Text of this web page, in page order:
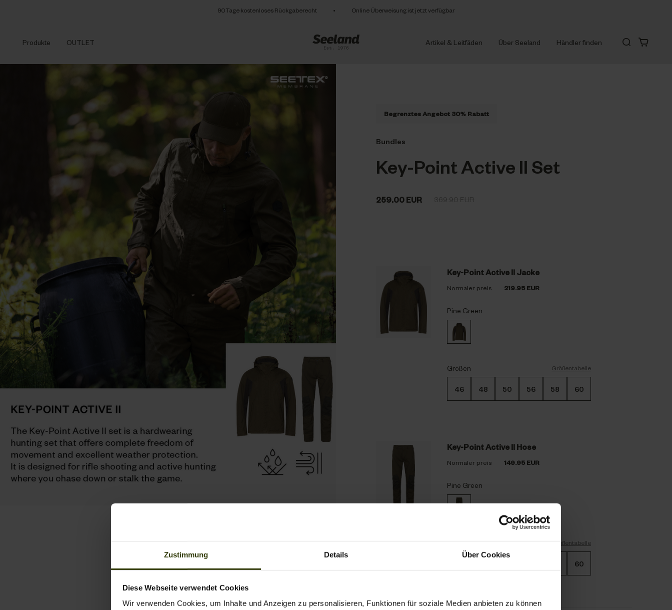
Zustimmung Details Über Cookies
Diese Webseite verwendet Cookies
Wir verwenden Cookies, um Inhalte und Anzeigen zu personalisieren, Funktionen für soziale Medien anbieten zu können
90 Tage kostenloses Rückgaberecht • Online Überweisung ist jetzt verfügbar
Produkte OUTLET Artikel & Leitfäden Über Seeland Händler finden
Begrenztes Angebot 30% Rabatt
Bundles
Key-Point Active II Set
259.00 EUR 369.90 EUR
Key-Point Active II Jacke
Normaler preis 219.95 EUR
Pine Green
Größen Größentabelle
46 48 50 56 58 60
Key-Point Active II Hose
Normaler preis 149.95 EUR
Pine Green
Größen Größentabelle
60